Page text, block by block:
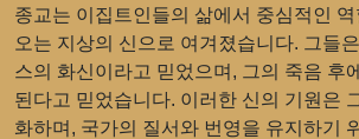
종교는 이집트인들의 삶에서 중심적인
오는 지상의 신으로 여겨졌습니다. 그들
스의 화신이라고 믿었으며, 그의 죽음 후
된다고 믿었습니다. 이러한 신의 기원은
화하며, 국가의 질서와 번영을 유지하기